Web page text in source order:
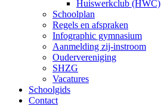
Huiswerkclub (HWC)
Schoolplan
Regels en afspraken
Infographic gymnasium
Aanmelding zij-instroom
Oudervereniging
SHZG
Vacatures
Schoolgids
Contact